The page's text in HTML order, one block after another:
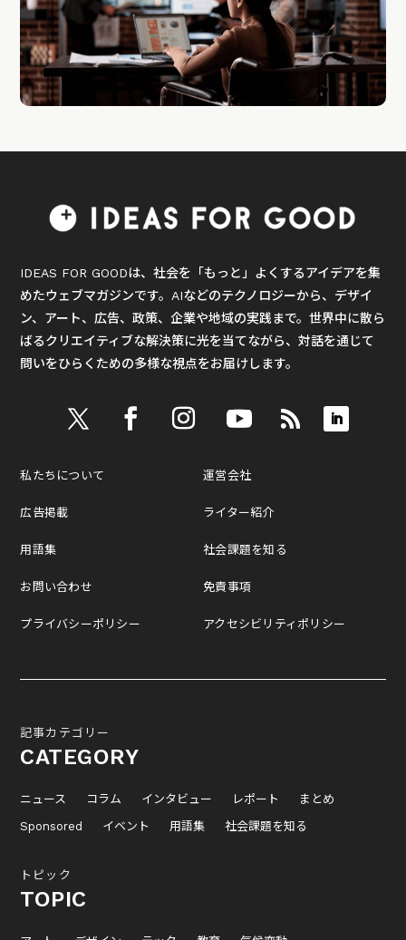
IDEAS FOR GOODは、社会を「もっと」よくするアイデアを集
めたウェブマガジンです。AIなどのテクノロジーから、デザイ
ン、アート、広告、政策、企業や地域の実践まで。世界中に散ら
ばるクリエイティブな解決策に光を当てながら、対話を通じて
問いをひらくための多様な視点をお届けします。
私たちについて
広告掲載
用語集
お問い合わせ
プライバシーポリシー
運営会社
ライター紹介
社会課題を知る
免責事項
アクセシビリティポリシー
記事カテゴリー
CATEGORY
ニュース コラム インタビュー レポート
まとめ
Sponsored
イベント 用語集 社会課題を知る
トピック
TOPIC